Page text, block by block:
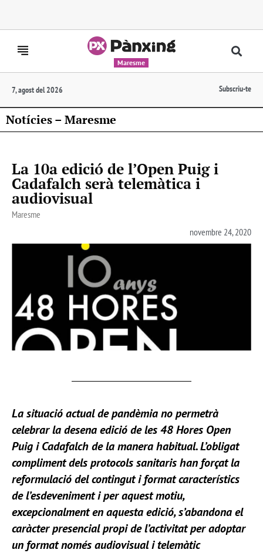
Maresme
7, agost del 2026 Subscriu-te
Notícies – Maresme
La 10a edició de l’Open Puig i
Cadafalch serà telemàtica i
audiovisual
Maresme
novembre 24, 2020
La situació actual de pandèmia no permetrà
celebrar la desena edició de les 48 Hores Open
Puig i Cadafalch de la manera habitual. L’obligat
compliment dels protocols sanitaris han forçat la
reformulació del contingut i format característics
de l’esdeveniment i per aquest motiu,
excepcionalment en aquesta edició, s’abandona el
caràcter presencial propi de l’activitat per adoptar
un format només audiovisual i telemàtic